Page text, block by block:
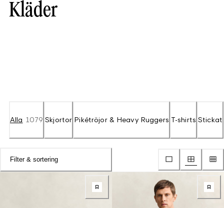
Kläder
Alla 1079 Skjortor Pikétröjor & Heavy Ruggers T-shirts Stickat
Filter & sortering